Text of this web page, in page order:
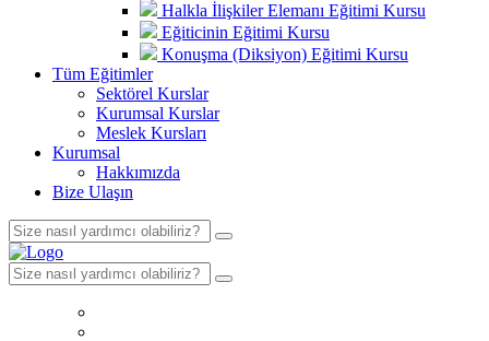
Halkla İlişkiler Elemanı Eğitimi Kursu
Eğiticinin Eğitimi Kursu
Konuşma (Diksiyon) Eğitimi Kursu
Tüm Eğitimler
Sektörel Kurslar
Kurumsal Kurslar
Meslek Kursları
Kurumsal
Hakkımızda
Bize Ulaşın